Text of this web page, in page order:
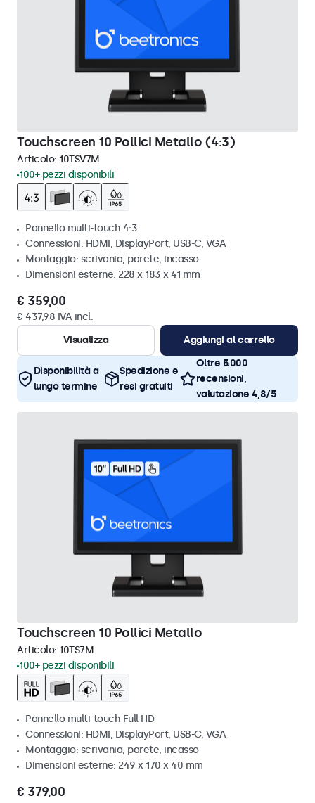
Touchscreen 10 Pollici Metallo (4:3)
Articolo: 10TSV7M
100+ pezzi disponibili
Pannello multi-touch 4:3
Connessioni: HDMI, DisplayPort, USB-C, VGA
Montaggio: scrivania, parete, incasso
Dimensioni esterne: 228 x 183 x 41 mm
€ 359,00
€ 437,98 IVA incl.
Visualizza
Aggiungi al carrello
Disponibilità a
lungo termine
Spedizione e
resi gratuiti
Oltre 5.000
recensioni,
valutazione 4,8/5
Touchscreen 10 Pollici Metallo
Articolo: 10TS7M
100+ pezzi disponibili
Pannello multi-touch Full HD
Connessioni: HDMI, DisplayPort, USB-C, VGA
Montaggio: scrivania, parete, incasso
Dimensioni esterne: 249 x 170 x 40 mm
€ 379,00